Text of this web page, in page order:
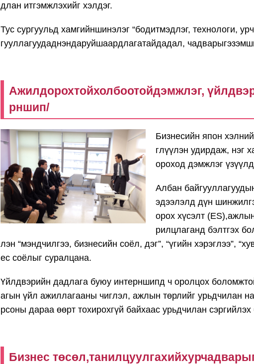
длан итгэмжлэхийг хэлдэг.
Тус сургуульд хамгийншинэлэг “бодитмэдлэг, технологи,
гууллагуудаднэндаруйшаардлагатайдадал,
Ажилдорохтойхолбоотойдэмжлэг,
рншип/
Бизнесийн япон
глүүлэн удирдаж, нэг
ороход дэмжлэг
Албан
эдээлэлд дүн
орох хүсэлт
рилцлаганд бэлтгэх
лэн “мэндчилгээ, бизнесийн соёл, дэг”, “үгийн хэрэглээ”,
ес соёлыг суралцана.
Үйлдвэрийн дадлага буюу интерншипд ч оролцох
агын үйл ажиллагааны чиглэл, ажлын төрлийг урьдчилан
рсоны дараа өөрт тохирохгүй байхаас урьдчилан
Бизнес